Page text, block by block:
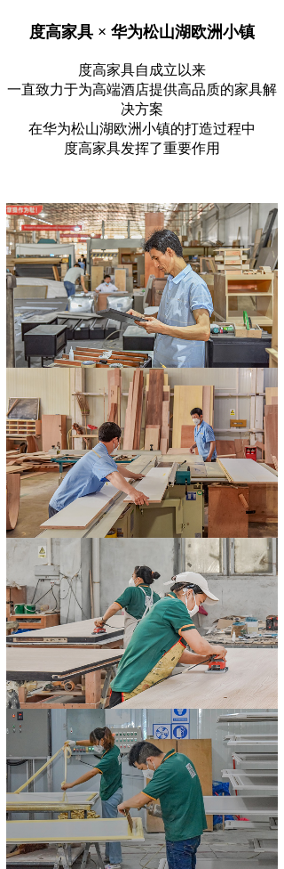
度高家具 × 华为松山湖欧洲小镇
度高家具自成立以来
一直致力于为高端酒店提供高品质的家具解
决方案
在华为松山湖欧洲小镇的打造过程中
度高家具发挥了重要作用